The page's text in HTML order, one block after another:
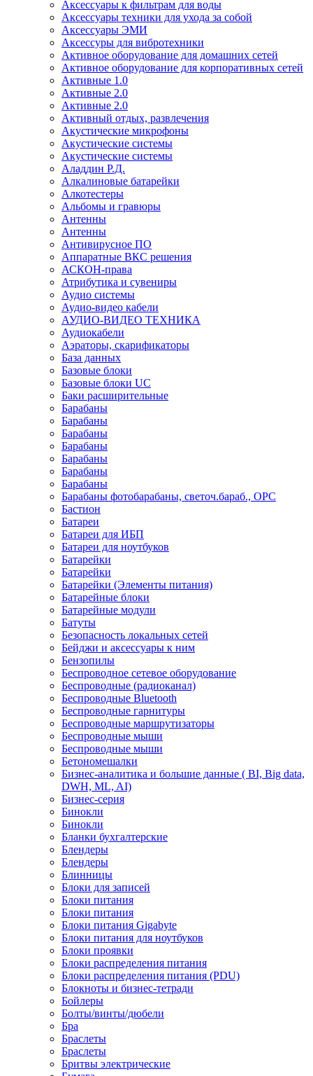
Аксессуары к фильтрам для воды
Аксессуары техники для ухода за собой
Аксессуары ЭМИ
Аксессуры для вибротехники
Активное оборудование для домашних сетей
Активное оборудование для корпоративных сетей
Активные 1.0
Активные 2.0
Активные 2.0
Активный отдых, развлечения
Акустические микрофоны
Акустические системы
Акустические системы
Аладдин Р.Д.
Алкалиновые батарейки
Алкотестеры
Альбомы и гравюры
Антенны
Антенны
Антивирусное ПО
Аппаратные ВКС решения
АСКОН-права
Атрибутика и сувениры
Аудио системы
Аудио-видео кабели
АУДИО-ВИДЕО ТЕХНИКА
Аудиокабели
Аэраторы, скарификаторы
База данных
Базовые блоки
Базовые блоки UC
Баки расширительные
Барабаны
Барабаны
Барабаны
Барабаны
Барабаны
Барабаны
Барабаны
Барабаны фотобарабаны, светоч.бараб., OPC
Бастион
Батареи
Батареи для ИБП
Батареи для ноутбуков
Батарейки
Батарейки
Батарейки (Элементы питания)
Батарейные блоки
Батарейные модули
Батуты
Безопасность локальных сетей
Бейджи и аксесcуары к ним
Бензопилы
Беспроводное сетевое оборудование
Беспроводные (радиоканал)
Беспроводные Bluetooth
Беспроводные гарнитуры
Беспроводные маршрутизаторы
Беспроводные мыши
Беспроводные мыши
Бетономешалки
Бизнес-аналитика и большие данные ( BI, Big data,
DWH, ML, AI)
Бизнес-серия
Бинокли
Бинокли
Бланки бухгалтерские
Блендеры
Блендеры
Блинницы
Блоки для записей
Блоки питания
Блоки питания
Блоки питания Gigabyte
Блоки питания для ноутбуков
Блоки проявки
Блоки распределения питания
Блоки распределения питания (PDU)
Блокноты и бизнес-тетради
Бойлеры
Болты/винты/дюбели
Бра
Браслеты
Браслеты
Бритвы электрические